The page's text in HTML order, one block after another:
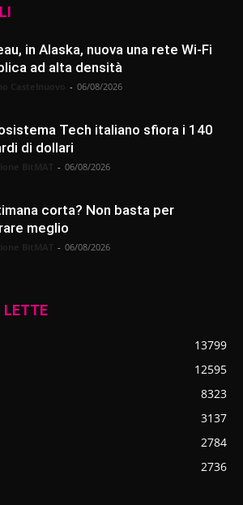
in Alaska, nuova una rete Wi-Fi
ad alta densità
- 06/08/2026
Tech italiano sfiora i 140
di dollari
- 06/08/2026
corta? Non basta per
meglio
- 06/08/2026
LETTE
13799
12595
8323
3137
2784
2736